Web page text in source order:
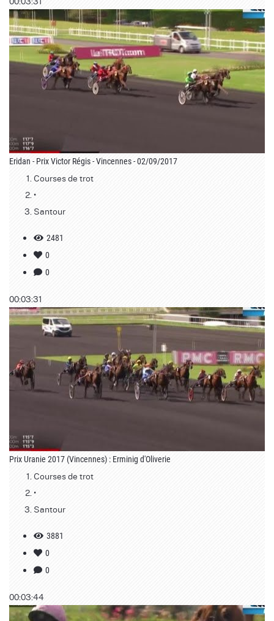
Eridan - Prix Victor Régis - Vincennes - 02/09/2017
Courses de trot
•
Santour
2481
0
0
00:03:31
Prix Uranie 2017 (Vincennes) : Erminig d'Oliverie
Courses de trot
•
Santour
3881
0
0
00:03:44